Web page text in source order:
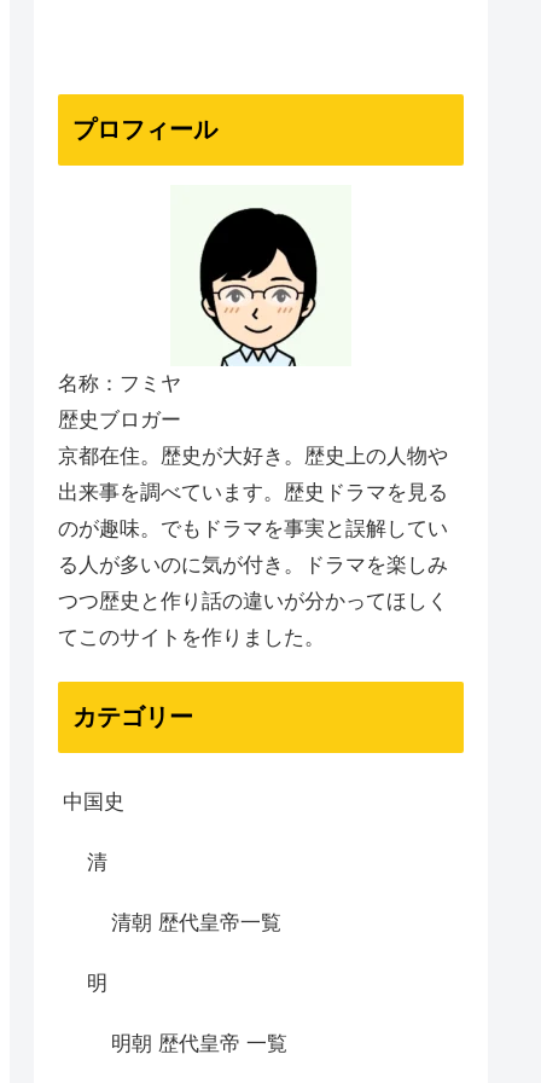
プロフィール
名称：フミヤ
歴史ブロガー
京都在住。歴史が大好き。歴史上の人物や
出来事を調べています。歴史ドラマを見る
のが趣味。でもドラマを事実と誤解してい
る人が多いのに気が付き。ドラマを楽しみ
つつ歴史と作り話の違いが分かってほしく
てこのサイトを作りました。
カテゴリー
中国史
清
清朝 歴代皇帝一覧
明
明朝 歴代皇帝 一覧